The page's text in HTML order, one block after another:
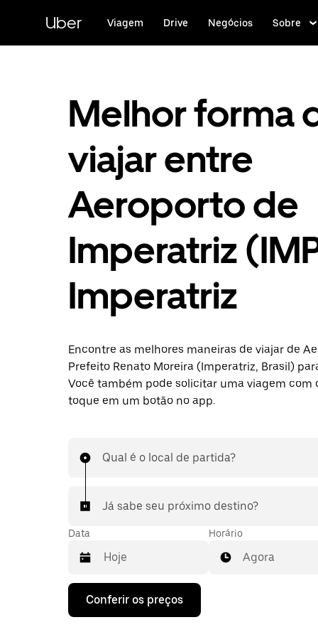
conteúdo
Uber Viagem Drive Negócios Sobre
Melhor forma
viajar entre
Aeroporto de
Imperatriz
Imperatriz
Encontre as melhores maneiras de viajar de
Prefeito Renato Moreira (Imperatriz, Brasil)
Você também pode solicitar uma viagem com
toque em um botão no app.
Qual é o local de partida?
Já sabe seu próximo destino?
Data
Pressione
seta
Horário
Agora
Conferir os preços